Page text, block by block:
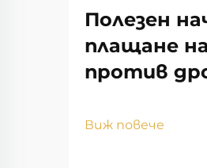
Полезен
плащане
против
Виж повече